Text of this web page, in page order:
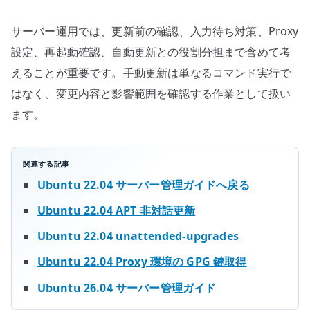
サーバー運用では、更新前の確認、入力待ち対策、Proxy
設定、再起動確認、自動更新との役割分担まで含めて考
えることが重要です。手動更新は単なるコマンド実行で
はなく、変更内容と影響範囲を確認する作業として扱い
ます。
関連する記事
Ubuntu 22.04 サーバー管理ガイドへ戻る
Ubuntu 22.04 APT 非対話更新
Ubuntu 22.04 unattended-upgrades
Ubuntu 22.04 Proxy 環境の GPG 鍵取得
Ubuntu 26.04 サーバー管理ガイド